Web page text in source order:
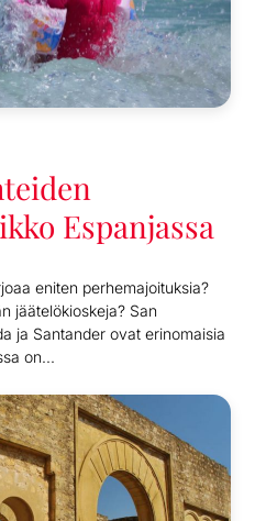
Espanjassa
eniten perhemajoituksia?
jäätelökioskeja? San
ja Santander ovat erinomaisia
on...